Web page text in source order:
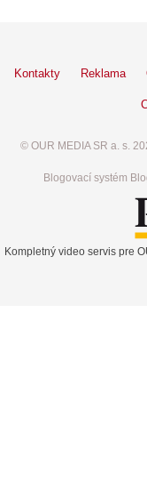
Kontakty Reklama
© OUR MEDIA SR a. s.
Blogovací systém
Kompletný video servis pre